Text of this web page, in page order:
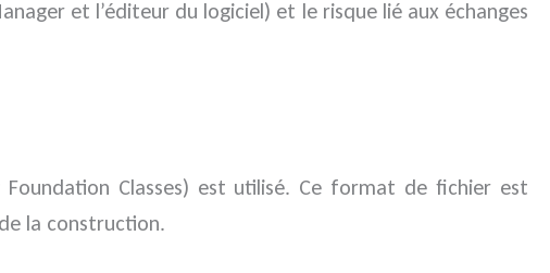
et l’éditeur du logiciel) et le risque lié aux échanges
Classes) est utilisé. Ce format de fichier est
la construction.